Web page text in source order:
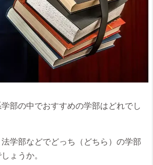
部の中でおすすめの学部はどれでし
学部などでどっち（どちら）の学部
ょうか。